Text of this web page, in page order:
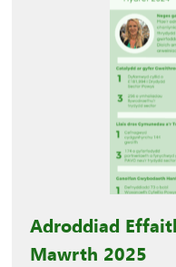
Adroddiad
Mawrth 2025